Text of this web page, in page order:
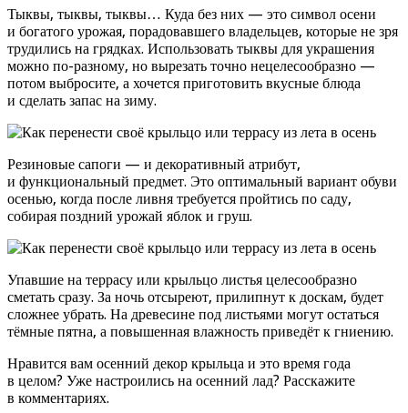
Тыквы, тыквы, тыквы… Куда без них — это символ осени
и богатого урожая, порадовавшего владельцев, которые не зря
трудились на грядках. Использовать тыквы для украшения
можно по-разному, но вырезать точно нецелесообразно —
потом выбросите, а хочется приготовить вкусные блюда
и сделать запас на зиму.
Резиновые сапоги — и декоративный атрибут,
и функциональный предмет. Это оптимальный вариант обуви
осенью, когда после ливня требуется пройтись по саду,
собирая поздний урожай яблок и груш.
Упавшие на террасу или крыльцо листья целесообразно
сметать сразу. За ночь отсыреют, прилипнут к доскам, будет
сложнее убрать. На древесине под листьями могут остаться
тёмные пятна, а повышенная влажность приведёт к гниению.
Нравится вам осенний декор крыльца и это время года
в целом? Уже настроились на осенний лад? Расскажите
в комментариях.